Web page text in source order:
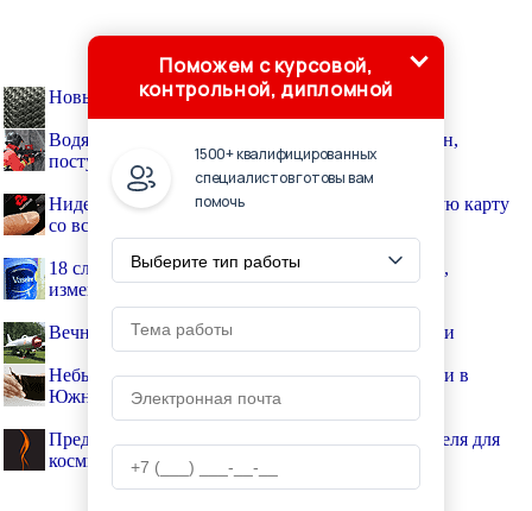
Новый сверхпрочный полимерный материал
Водяной пистолетик, способный прорезать бетон,
поступил на вооружение пожарных
Нидерландская компания разработала банковскую карту
со встроенным сканером отпечатков пальцев
18 случайных научных изобретений и открытий,
изменивших мир
Вечные двигатели Архипа Михайловича Люльки
Небьющийся дисплей для смартфона разработали в
Южной Корее
Представлен концепт всасывающего огнетушителя для
космических кораблей и подлодок
Поможем с курсовой,
контрольной, дипломной
1500+ квалифицированных
специалистов готовы вам
помочь